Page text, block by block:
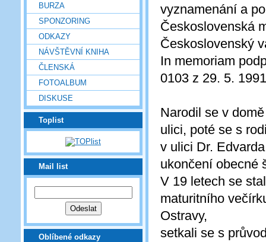
BURZA
SPONZORING
ODKAZY
NÁVŠTĚVNÍ KNIHA
ČLENSKÁ
FOTOALBUM
DISKUSE
Toplist
Mail list
Oblíbené odkazy
vyznamenání a
Československá
Československý
In memoriam
0103 z 29. 5.
Narodil se v
ulici, poté se s
v ulici Dr.
ukončení obecné
V 19 letech se
maturitního
Ostravy,
setkali se s